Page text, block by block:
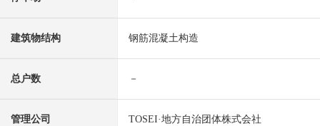
建筑物结构 钢筋混凝土构造
总户数 －
管理公司 TOSEI·地方自治团体株式会社